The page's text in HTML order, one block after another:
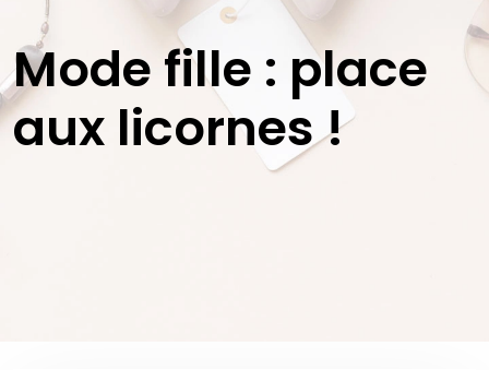
Mode fille : place
aux licornes !